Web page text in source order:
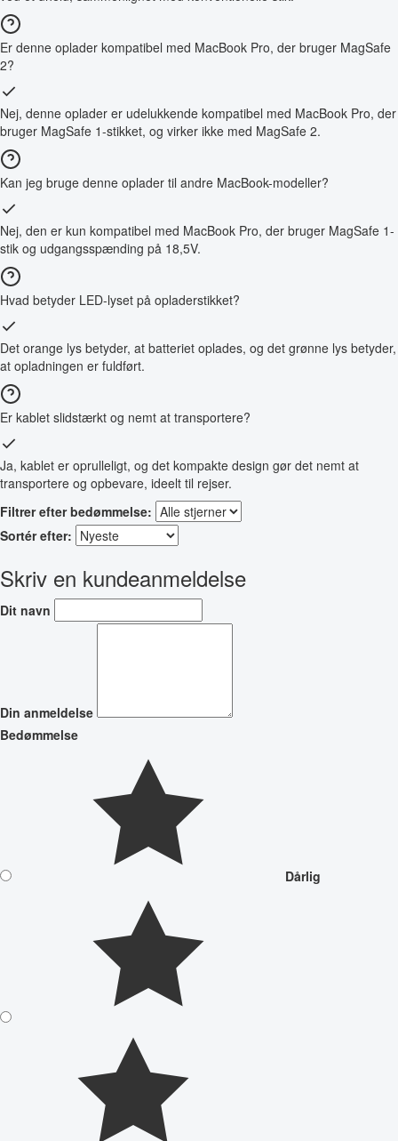
Er denne oplader kompatibel med MacBook Pro, der bruger MagSafe
2?
Nej, denne oplader er udelukkende kompatibel med MacBook Pro, der
bruger MagSafe 1-stikket, og virker ikke med MagSafe 2.
Kan jeg bruge denne oplader til andre MacBook-modeller?
Nej, den er kun kompatibel med MacBook Pro, der bruger MagSafe 1-
stik og udgangsspænding på 18,5V.
Hvad betyder LED-lyset på opladerstikket?
Det orange lys betyder, at batteriet oplades, og det grønne lys betyder,
at opladningen er fuldført.
Er kablet slidstærkt og nemt at transportere?
Ja, kablet er oprulleligt, og det kompakte design gør det nemt at
transportere og opbevare, ideelt til rejser.
Filtrer efter bedømmelse:
Sortér efter:
Skriv en kundeanmeldelse
Dit navn
Din anmeldelse
Bedømmelse
Dårlig